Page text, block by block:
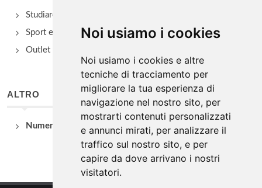
Noi usiamo i cookies
Noi usiamo i cookies e altre
tecniche di tracciamento per
migliorare la tua esperienza di
navigazione nel nostro sito, per
mostrarti contenuti personalizzati
e annunci mirati, per analizzare il
traffico sul nostro sito, e per
capire da dove arrivano i nostri
visitatori.
Studiare
Sport e Benessere
Outlet e spacci aziendali
ALTRO
Numeri Utili